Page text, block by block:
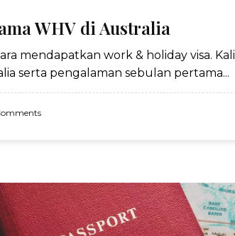
WHV di Australia
mendapatkan work & holiday visa. Kali
serta pengalaman sebulan pertama...